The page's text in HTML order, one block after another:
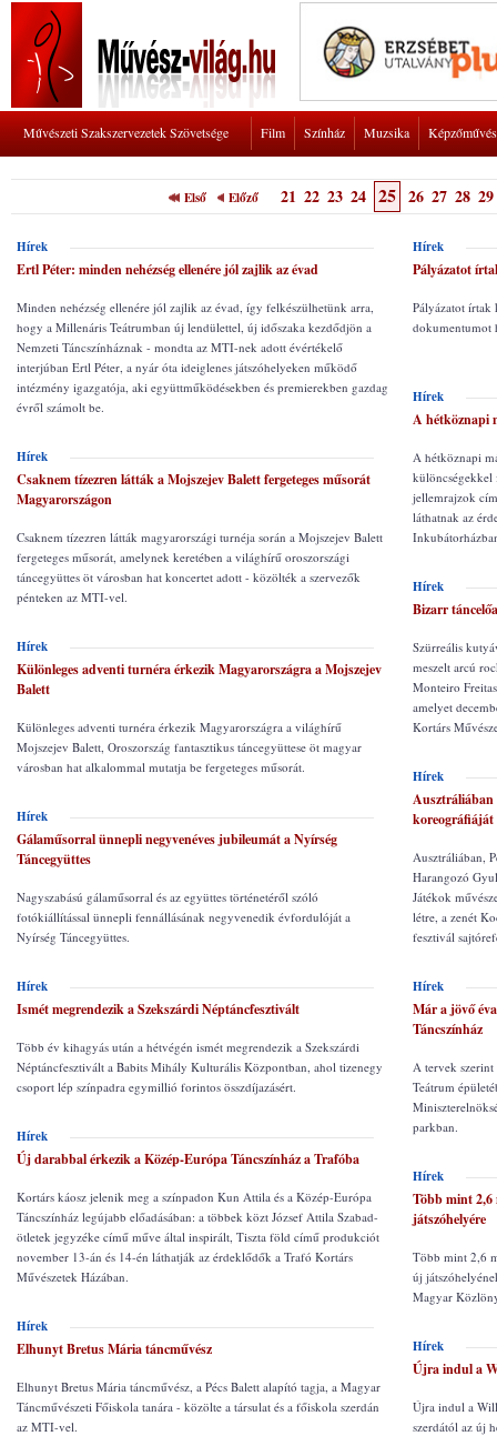
Művészeti Szakszervezetek Szövetsége Film Színház Muzsika
Első Előző 21 22 23 24 25 26 27 28 29
Hírek
Ertl Péter: minden nehézség ellenére jól zajlik az évad
Minden nehézség ellenére jól zajlik az évad, így felkészülhetünk arra,
hogy a Millenáris Teátrumban új lendülettel, új időszaka kezdődjön a
Nemzeti Táncszínháznak - mondta az MTI-nek adott évértékelő
interjúban Ertl Péter, a nyár óta ideiglenes játszóhelyeken működő
intézmény igazgatója, aki együttműködésekben és premierekben gazdag
évről számolt be.
Hírek
Csaknem tízezren látták a Mojszejev Balett fergeteges műsorát
Magyarországon
Csaknem tízezren látták magyarországi turnéja során a Mojszejev Balett
fergeteges műsorát, amelynek keretében a világhírű oroszországi
táncegyüttes öt városban hat koncertet adott - közölték a szervezők
pénteken az MTI-vel.
Hírek
Különleges adventi turnéra érkezik Magyarországra a Mojszejev
Balett
Különleges adventi turnéra érkezik Magyarországra a világhírű
Mojszejev Balett, Oroszország fantasztikus táncegyüttese öt magyar
városban hat alkalommal mutatja be fergeteges műsorát.
Hírek
Gálaműsorral ünnepli negyvenéves jubileumát a Nyírség
Táncegyüttes
Nagyszabású gálaműsorral és az együttes történetéről szóló
fotókiállítással ünnepli fennállásának negyvenedik évfordulóját a
Nyírség Táncegyüttes.
Hírek
Ismét megrendezik a Szekszárdi Néptáncfesztivált
Több év kihagyás után a hétvégén ismét megrendezik a Szekszárdi
Néptáncfesztivált a Babits Mihály Kulturális Központban, ahol tizenegy
csoport lép színpadra egymillió forintos összdíjazásért.
Hírek
Új darabbal érkezik a Közép-Európa Táncszínház a Trafóba
Kortárs káosz jelenik meg a színpadon Kun Attila és a Közép-Európa
Táncszínház legújabb előadásában: a többek közt József Attila Szabad-
ötletek jegyzéke című műve által inspirált, Tiszta föld című produkciót
november 13-án és 14-én láthatják az érdeklődők a Trafó Kortárs
Művészetek Házában.
Hírek
Elhunyt Bretus Mária táncművész
Elhunyt Bretus Mária táncművész, a Pécs Balett alapító tagja, a Magyar
Táncművészeti Főiskola tanára - közölte a társulat és a főiskola szerdán
az MTI-vel.
Hírek
Pályázatot
Pályázatot írtak
dokumentumot
Hírek
A hétköznapi
A hétköznapi
különcségekkel
jellemrajzok
láthatnak az
Hírek
Bizarr
Szürreális
meszelt arcú
Monteiro
amelyet
Kortárs
Hírek
Ausztráliában
koreográfiáját
Ausztráliában,
Harangozó
Játékok
létre, a zenét
fesztivál
Hírek
Már a jövő
Táncszínház
A tervek
Teátrum
parkban.
Hírek
Több mint
játszóhelyére
Több mint 2,6
új
Magyar
Hírek
Újra indul a
Újra indul a
szerdától az új